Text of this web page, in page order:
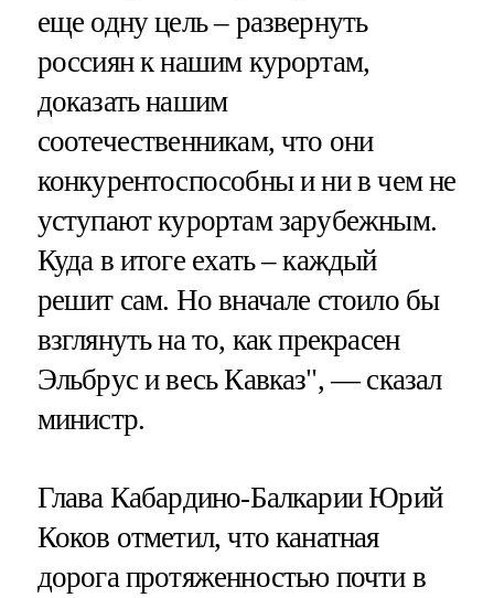
еще одну цель – развернуть
россиян к нашим курортам,
доказать нашим
соотечественникам, что они
конкурентоспособны и ни в чем не
уступают курортам зарубежным.
Куда в итоге ехать – каждый
решит сам. Но вначале стоило бы
взглянуть на то, как прекрасен
Эльбрус и весь Кавказ", — сказал
министр.
Глава Кабардино-Балкарии Юрий
Коков отметил, что канатная
дорога протяженностью почти в